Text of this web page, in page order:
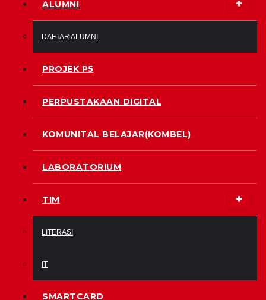
ALUMNI
DAFTAR ALUMNI
PROJEK P5
PERPUSTAKAAN DIGITAL
KOMUNITAL BELAJAR(KOMBEL)
LABORATORIUM
TIM
LITERASI
IT
SMARTCARD